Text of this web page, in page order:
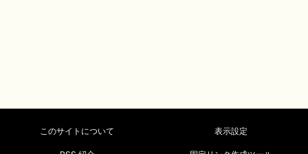
このサイトについて 表示設定